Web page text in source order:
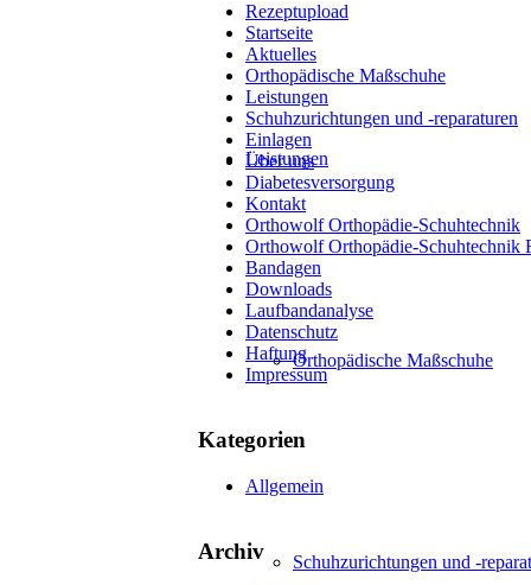
Leistungen
Orthopädische Maßschuhe
Schuhzurichtungen und -
Rezeptupload
Startseite
Aktuelles
Orthopädische Maßschuhe
Leistungen
Schuhzurichtungen und -reparaturen
Einlagen
Über uns
Diabetesversorgung
Kontakt
Orthowolf Orthopädie-Schuhtechnik
Orthowolf Orthopädie-Schuhtechnik
Bandagen
Downloads
Laufbandanalyse
Datenschutz
Haftung
Impressum
Kategorien
Allgemein
Archiv